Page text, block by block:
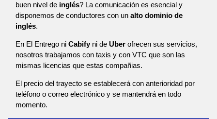
buen nivel de inglés? La comunicación es esencial y
disponemos de conductores con un alto dominio de
inglés.
En El Entrego ni Cabify ni de Uber ofrecen sus servicios,
nosotros trabajamos con taxis y con VTC que son las
mismas licencias que estas compañias.
El precio del trayecto se establecerá con anterioridad por
teléfono o correo electrónico y se mantendrá en todo
momento.